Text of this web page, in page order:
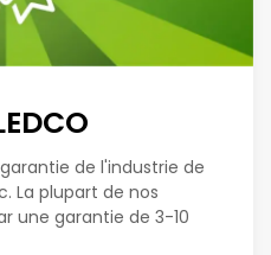
de l'industrie de
La plupart de nos
une garantie de 3-10